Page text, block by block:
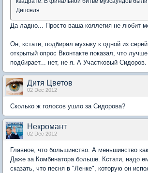
Дипселя
Да ладно... Просто ваша коллегия не любит
Он, кстати, подбирал музыку к одной из
открытый опрос Вконтакте показал, что
подбирает... нет, не я. А Участковый Сидоров.
Дитя Цветов
02 Dec 2012
Сколько ж голосов ушло за Сидорова?
Некромант
02 Dec 2012
Главное, что большинство. А меньшинство
Даже за Комбинатора больше. Кстати, надо
сказать, что песня в "Ленке", которую он